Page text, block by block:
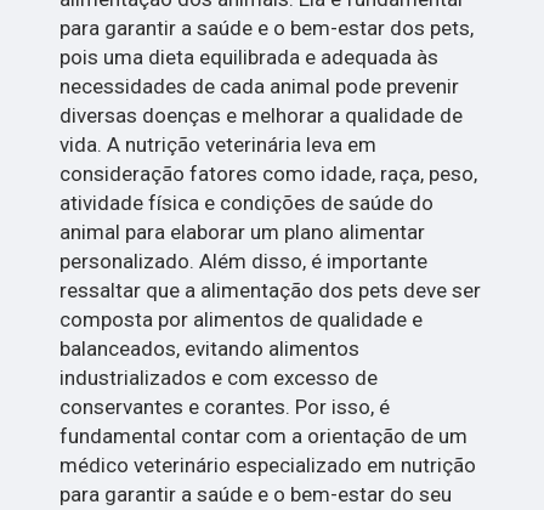
para garantir a saúde e o bem-estar dos pets,
pois uma dieta equilibrada e adequada às
necessidades de cada animal pode prevenir
diversas doenças e melhorar a qualidade de
vida. A nutrição veterinária leva em
consideração fatores como idade, raça, peso,
atividade física e condições de saúde do
animal para elaborar um plano alimentar
personalizado. Além disso, é importante
ressaltar que a alimentação dos pets deve ser
composta por alimentos de qualidade e
balanceados, evitando alimentos
industrializados e com excesso de
conservantes e corantes. Por isso, é
fundamental contar com a orientação de um
médico veterinário especializado em nutrição
para garantir a saúde e o bem-estar do seu